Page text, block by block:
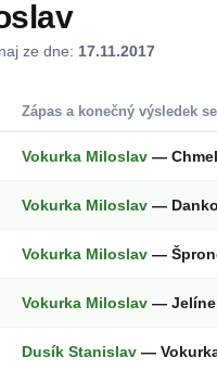
ze dne: 17.11.2017
Zápas a konečný výsledek
Vokurka Miloslav —
Vokurka Miloslav —
Vokurka Miloslav —
Vokurka Miloslav —
Dusík Stanislav —